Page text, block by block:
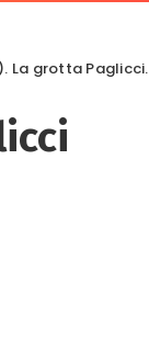
La grotta Paglicci.